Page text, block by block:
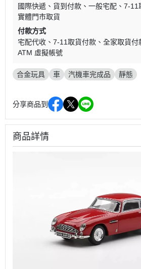
國際快遞
貨到付款 一般宅配 7-11
實體門市取貨
付款方式
宅配代收
7-11取貨付款 全家取貨付
ATM 虛擬帳號
合金玩具 車 汽機車完成品 靜態
分享商品到
商品詳情